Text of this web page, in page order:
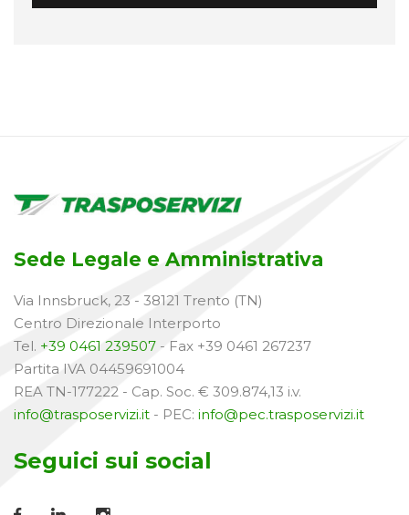
Sede Legale e Amministrativa
Via Innsbruck, 23 - 38121 Trento (TN)
Centro Direzionale Interporto
Tel. +39 0461 239507 - Fax +39 0461 267237
Partita IVA 04459691004
REA TN-177222 - Cap. Soc. € 309.874,13 i.v.
info@trasposervizi.it - PEC: info@pec.trasposervizi.it
Seguici sui social